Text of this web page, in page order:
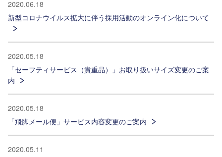
2020.06.18
新型コロナウイルス拡大に伴う採用活動のオンライン化について
2020.05.18
「セーフティサービス（貴重品）」お取り扱いサイズ変更のご案
内
2020.05.18
「飛脚メール便」サービス内容変更のご案内
2020.05.11